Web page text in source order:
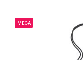
MEGA